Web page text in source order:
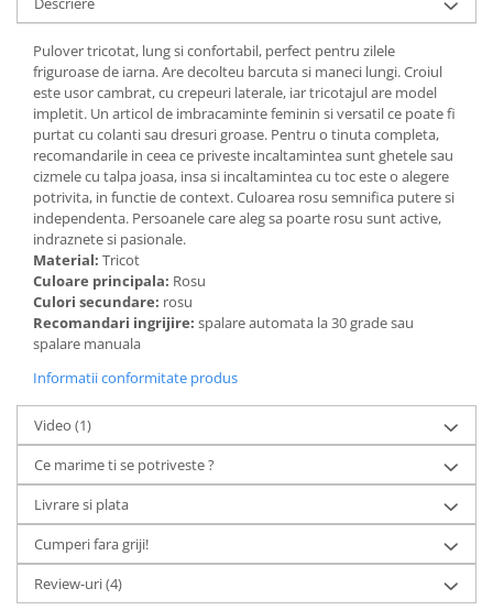
Pulover tricotat, lung si confortabil, perfect pentru zilele
friguroase de iarna. Are decolteu barcuta si maneci lungi. Croiul
este usor cambrat, cu crepeuri laterale, iar tricotajul are model
impletit. Un articol de imbracaminte feminin si versatil ce poate fi
purtat cu colanti sau dresuri groase. Pentru o tinuta completa,
recomandarile in ceea ce priveste incaltamintea sunt ghetele sau
cizmele cu talpa joasa, insa si incaltamintea cu toc este o alegere
potrivita, in functie de context. Culoarea rosu semnifica putere si
independenta. Persoanele care aleg sa poarte rosu sunt active,
indraznete si pasionale.
Material: Tricot
Culoare principala: Rosu
Culori secundare: rosu
Recomandari ingrijire: spalare automata la 30 grade sau
spalare manuala
Informatii conformitate produs
Video (1)
Ce marime ti se potriveste ?
Livrare si plata
Cumperi fara griji!
Review-uri(4)